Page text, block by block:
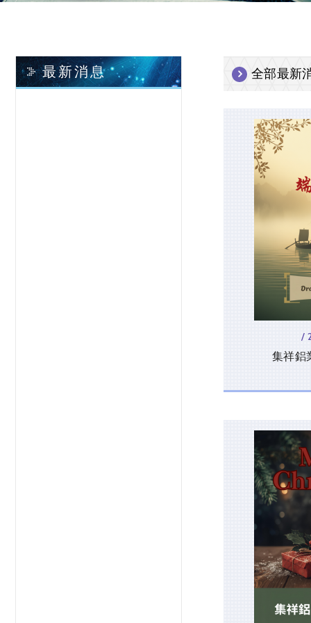
最新消息 全部最新
/
集祥鋁